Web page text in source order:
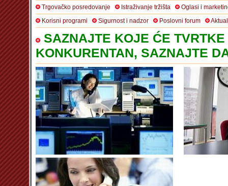
Trgovačko posredovanje
Istraživanje tržišta
Oglasi i
Korisni programi
Sigurnost i nadzor Poslovni forum
SAZNAJTE KOJE ĆE
KONKURENTAN, SAZNAJTE